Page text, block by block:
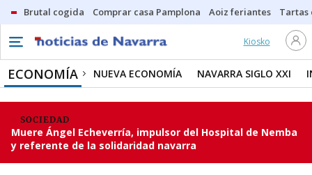
Brutal cogida Comprar casa Pamplona Aoiz feriantes Tartas
Kiosko
ECONOMÍA NUEVA ECONOMÍA NAVARRA SIGLO XXI
SOCIEDAD
Muere Ángel Echeverría, impulsor del Hospital de Nemba
y referente de la solidaridad navarra